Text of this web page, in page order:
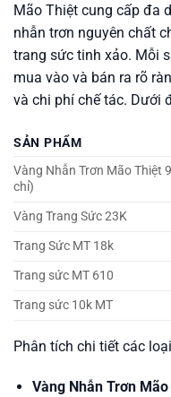
Mão Thiệt cung cấp đa
nhẫn trơn nguyên chất
trang sức tinh xảo. Mỗi
mua vào và bán ra rõ
và chi phí chế tác. Dưới
SẢN PHẨM
Vàng Nhẫn Trơn Mão Thiệt
chỉ)
Vàng Trang Sức 23K
Trang Sức MT 18k
Trang sức MT 610
Trang sức 10k MT
Phân tích chi tiết các
Vàng Nhẫn Trơn